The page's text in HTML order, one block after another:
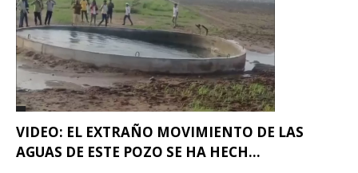
VIDEO: EL EXTRAÑO MOVIMIENTO DE LAS
AGUAS DE ESTE POZO SE HA HECH...